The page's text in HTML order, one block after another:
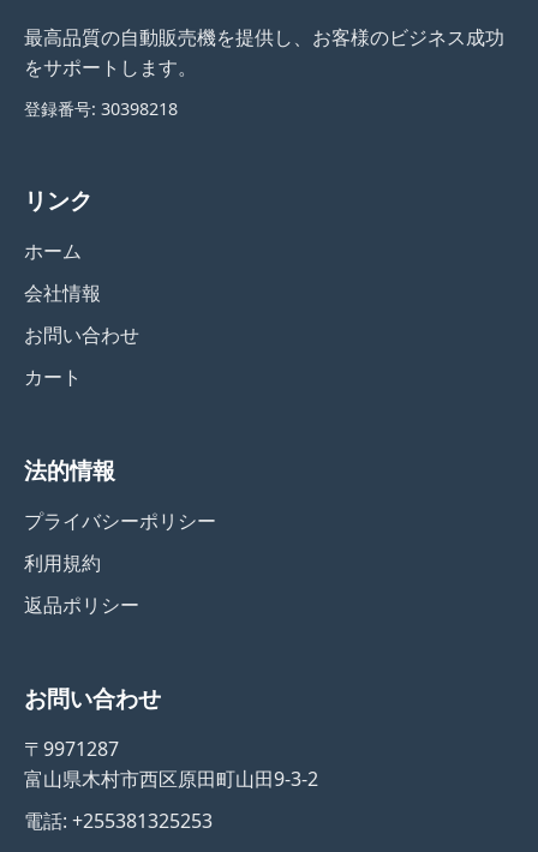
最高品質の自動販売機を提供し、お客様のビジネス成功
をサポートします。
登録番号: 30398218
リンク
ホーム
会社情報
お問い合わせ
カート
法的情報
プライバシーポリシー
利用規約
返品ポリシー
お問い合わせ
〒9971287
富山県木村市西区原田町山田9-3-2
電話: +255381325253